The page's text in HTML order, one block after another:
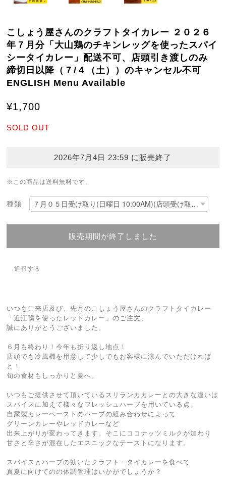
こしょう屋さんのクラフトタイカレー ２０２６
年７月分「大山鶏のチキンレッグを使ったスパイ
シータイカレー」配送不可、店頭引き渡しのみ
締切日以降（７/４（土））のキャンセル不可
ENGLISH Menu Available
¥1,700
SOLD OUT
2026年7月4日 23:59 に販売終了
※この商品は送料無料です。
種類
販売期間が終了しました
通報する
いつもご来店及び、先月のこしょう屋さんのクラフトタイカレー
「近江鴨を使ったレッドカレー」のご注文、
誠にありがとうございました。
６月も終わり！今年も折り返し地点！
店頭でも冷風機を用意して少しでもお客様に涼んでいただければ
と！
旬の食材もしっかりと夏へ。
いつもご提供させて頂いているスリランカカレーとの大きな違いは
スパイスに加えて様々なフレッシュハーブを用いている点。
自家製カレーペーストのハーブの組み合わせによって
グリーンカレーやレッドカレーなど
出来上がりが変わってきます。そこにココナッツミルクが加わり
甘さと辛さが混在したエスニックなテーストになります。
スパイスとハーブの効いたクラフト・タイカレーを食べて
真夏に向けてのの体調管理はいかがでしょうか？